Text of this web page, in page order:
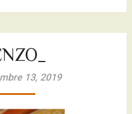
13, 2019